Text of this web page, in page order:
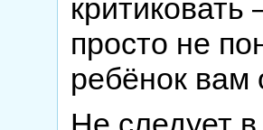
просто не
ребёнок вам